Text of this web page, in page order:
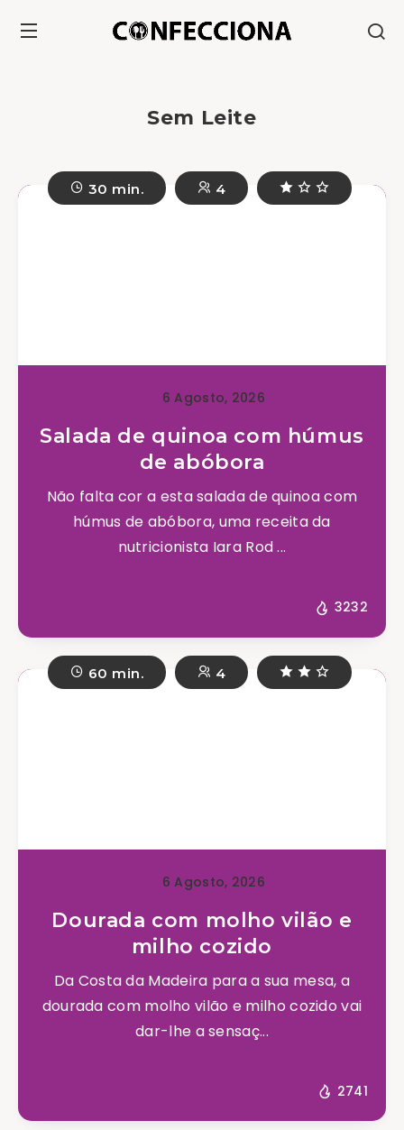
Sem Leite
30 min. 4
6 Agosto, 2026
Salada de quinoa com húmus
de abóbora
Não falta cor a esta salada de quinoa com
húmus de abóbora, uma receita da
nutricionista Iara Rod ...
3232
60 min. 4
6 Agosto, 2026
Dourada com molho vilão e
milho cozido
Da Costa da Madeira para a sua mesa, a
dourada com molho vilão e milho cozido vai
dar-lhe a sensaç...
2741